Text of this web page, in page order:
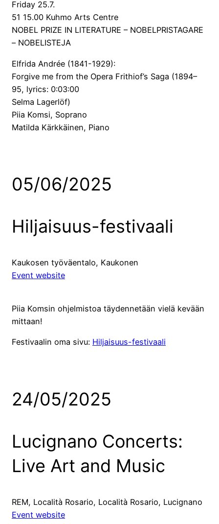
Friday 25.7.
51 15.00 Kuhmo Arts Centre
NOBEL PRIZE IN LITERATURE – NOBELPRISTAGARE
– NOBELISTEJA
Elfrida Andrée (1841-1929):
Forgive me from the Opera Frithiof’s Saga (1894–
95, lyrics: 0:03:00
Selma Lagerlöf)
Piia Komsi, Soprano
Matilda Kärkkäinen, Piano
05/06/2025
Hiljaisuus-festivaali
Kaukosen työväentalo, Kaukonen
Event website
Piia Komsin ohjelmistoa täydennetään vielä kevään
mittaan!
Festivaalin oma sivu: Hiljaisuus-festivaali
24/05/2025
Lucignano Concerts:
Live Art and Music
REM, Località Rosario, Località Rosario, Lucignano
Event website